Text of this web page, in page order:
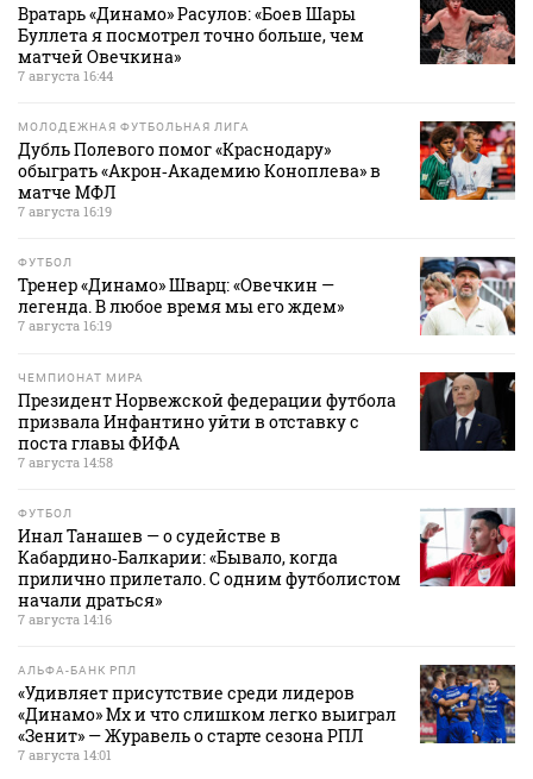
Вратарь «Динамо» Расулов: «Боев Шары
Буллета я посмотрел точно больше, чем
матчей Овечкина»
7 августа 16:44
МОЛОДЕЖНАЯ ФУТБОЛЬНАЯ ЛИГА
Дубль Полевого помог «Краснодару»
обыграть «Акрон‑Академию Коноплева» в
матче МФЛ
7 августа 16:19
ФУТБОЛ
Тренер «Динамо» Шварц: «Овечкин —
легенда. В любое время мы его ждем»
7 августа 16:19
ЧЕМПИОНАТ МИРА
Президент Норвежской федерации футбола
призвала Инфантино уйти в отставку с
поста главы ФИФА
7 августа 14:58
ФУТБОЛ
Инал Танашев — о судействе в
Кабардино‑Балкарии: «Бывало, когда
прилично прилетало. С одним футболистом
начали драться»
7 августа 14:16
АЛЬФА-БАНК РПЛ
«Удивляет присутствие среди лидеров
«Динамо» Мх и что слишком легко выиграл
«Зенит» — Журавель о старте сезона РПЛ
7 августа 14:01